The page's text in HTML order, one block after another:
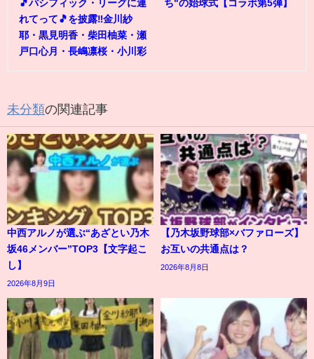
🎵パシフィック・リーグに連
れてって🎵を披露‼️金川紗
耶・黒見明香・柴田柚菜・瀬
戸口心月・長嶋凛桜・小川彩
ち"の始球式【コラボ第5弾】
未分類の関連記事
中西アルノが選ぶ“あざとい乃木
坂46メンバー”TOP3【文字起こ
し】
2026年8月9日
【乃木坂野球部×バファローズ】
お互いの共通点は？
2026年8月8日